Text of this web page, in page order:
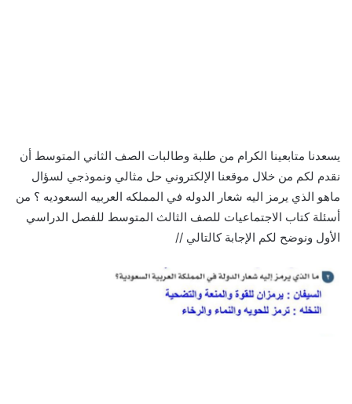
يسعدنا متابعينا الكرام من طلبة وطالبات الصف الثاني المتوسط أن
نقدم لكم من خلال موقعنا الإلكتروني حل مثالي ونموذجي لسؤال
ماهو الذي يرمز اليه شعار الدوله في المملكه العربيه السعوديه ؟ من
أسئلة كتاب الاجتماعيات للصف الثالث المتوسط للفصل الدراسي
الأول ونوضح لكم الإجابة كالتالي //